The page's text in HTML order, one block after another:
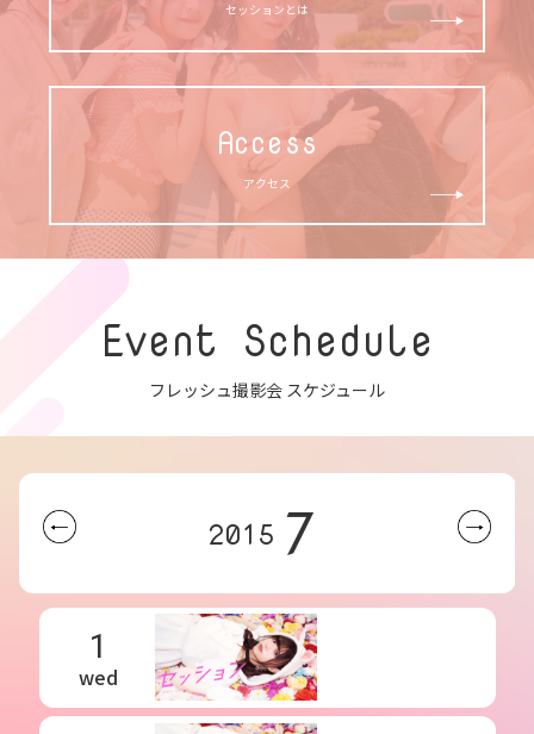
セッションとは
Access
アクセス
Event Schedule
フレッシュ撮影会 スケジュール
2015 7
1
wed